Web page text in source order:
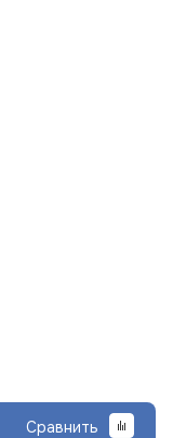
Сравнить